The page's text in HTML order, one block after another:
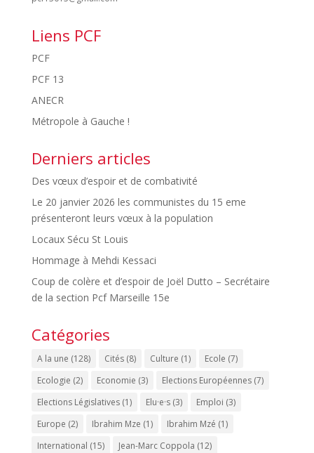
Liens PCF
PCF
PCF 13
ANECR
Métropole à Gauche !
Derniers articles
Des vœux d’espoir et de combativité
Le 20 janvier 2026 les communistes du 15 eme
présenteront leurs vœux à la population
Locaux Sécu St Louis
Hommage à Mehdi Kessaci
Coup de colère et d’espoir de Joël Dutto – Secrétaire
de la section Pcf Marseille 15e
Catégories
A la une (128) Cités(8) Culture (1) Ecole (7)
Ecologie (2) Economie (3) Elections Européennes(7)
Elections Législatives(1) Elu·e·s(3) Emploi (3)
Europe (2) Ibrahim Mze (1) Ibrahim Mzé (1)
International (15) Jean-Marc Coppola (12)